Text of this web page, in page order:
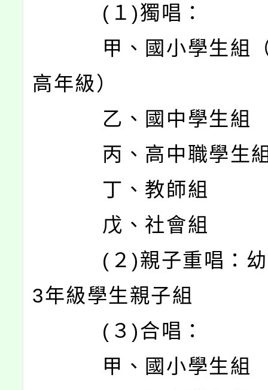
(１)獨唱：
甲、國小學生組（
高年級）
乙、國中學生組
丙、高中職學生
丁、教師組
戊、社會組
(２)親子重唱：幼
3年級學生親子組
(３)合唱：
甲、國小學生組